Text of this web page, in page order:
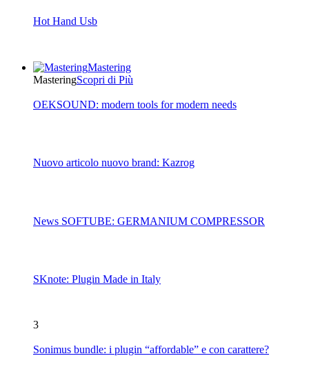
Hot Hand Usb
Mastering
MasteringScopri di Più
OEKSOUND: modern tools for modern needs
Nuovo articolo nuovo brand: Kazrog
News SOFTUBE: GERMANIUM COMPRESSOR
SKnote: Plugin Made in Italy
3
Sonimus bundle: i plugin “affordable” e con carattere?